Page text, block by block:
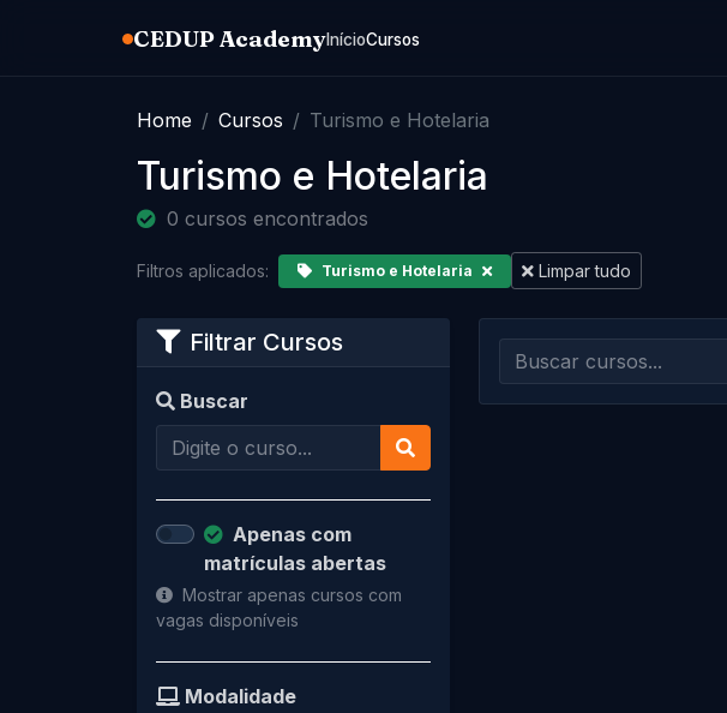
CEDUP AcademyInícioCursos
Home Cursos Turismo e Hotelaria
Turismo e Hotelaria
0 cursos encontrados
Filtros aplicados: Turismo e Hotelaria Limpar tudo
Filtrar Cursos
Buscar
Apenas com
matrículas abertas
Mostrar apenas cursos com
vagas disponíveis
Modalidade